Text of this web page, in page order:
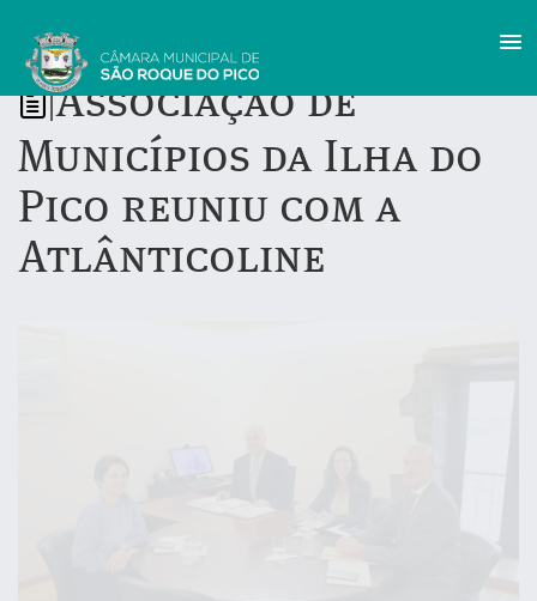
Associação de
Municípios da Ilha do
Pico reuniu com a
Atlânticoline